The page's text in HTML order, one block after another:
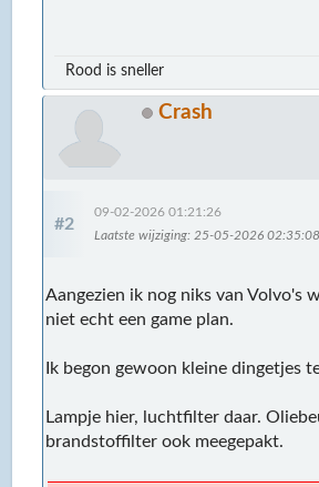
Rood is sneller
Crash
#2
09-02-2026 01:21:26
Laatste wijziging: 25-05-2026 02:35:08
Aangezien ik nog niks van Volvo's
niet echt een game plan.
Ik begon gewoon kleine dingetjes
Lampje hier, luchtfilter daar.
brandstoffilter ook meegepakt.